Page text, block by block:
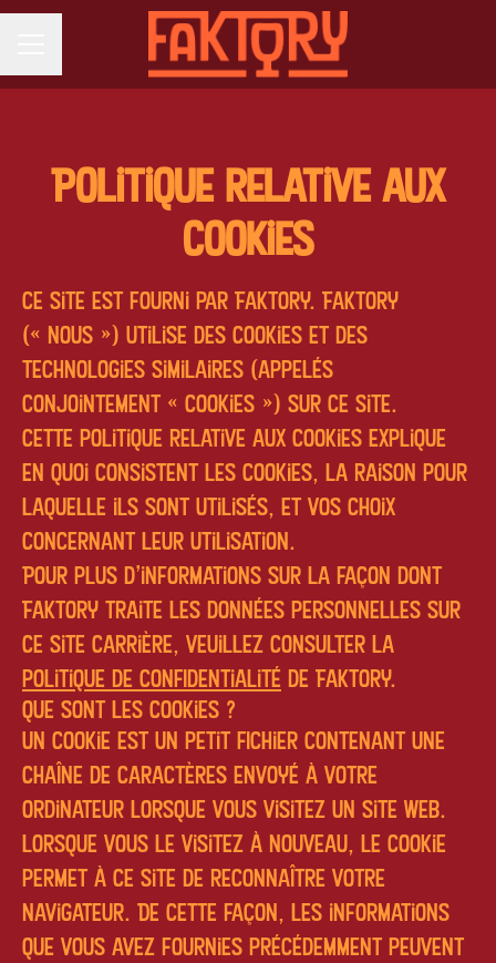
Politique relative aux
cookies
Ce site est fourni par Faktory. Faktory
(« nous ») utilise des cookies et des
technologies similaires (appelés
conjointement « cookies ») sur ce site.
Cette politique relative aux cookies explique
en quoi consistent les cookies, la raison pour
laquelle ils sont utilisés, et vos choix
concernant leur utilisation.
Pour plus d'informations sur la façon dont
Faktory traite les données personnelles sur
ce site carrière, veuillez consulter la
politique de confidentialité de Faktory.
Que sont les cookies ?
Un cookie est un petit fichier contenant une
chaîne de caractères envoyé à votre
ordinateur lorsque vous visitez un site Web.
Lorsque vous le visitez à nouveau, le cookie
permet à ce site de reconnaître votre
navigateur. De cette façon, les informations
que vous avez fournies précédemment peuvent